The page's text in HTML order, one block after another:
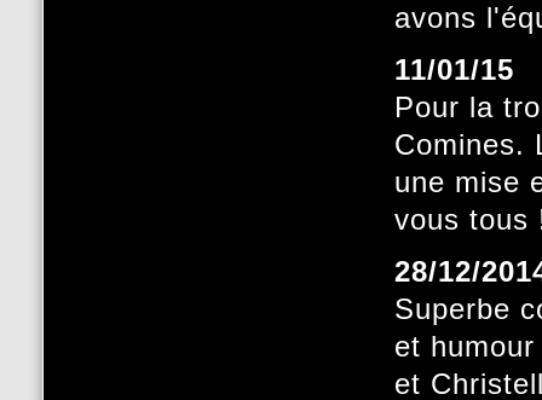
avons
11/01/15
Pour la
Comines.
une mise
vous tous
28/12/
Superbe
et
et